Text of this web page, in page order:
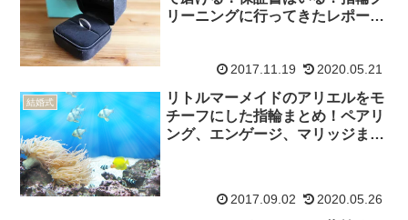
リーニングに行ってきたレポー
2017.11.19 2020.05.21
結婚式
リトルマーメイドのアリエルをモ
チーフにした指輪まとめ！ペアリ
ング、エンゲージ、マリッジまで
2017.09.02 2020.05.26